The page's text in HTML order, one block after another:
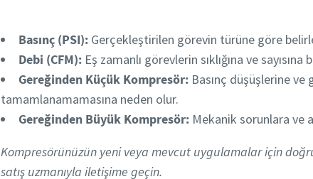
Basınç (PSI): Gerçekleştirilen görevin türüne göre
Debi (CFM): Eş zamanlı görevlerin sıklığına ve sayısına
Gereğinden Küçük Kompresör: Basınç düşüşlerine ve
tamamlanamamasına neden olur.
Gereğinden Büyük Kompresör: Mekanik sorunlara ve
Kompresörünüzün yeni veya mevcut uygulamalar için
satış uzmanıyla iletişime geçin.